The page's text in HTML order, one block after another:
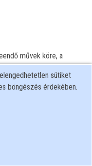
művek köre, a
Kétes illetve
fordítások (4.
A levélcorpusok
Vitéz János és/vagy
levelek és oklevelek,
(Janushoz szóló
megállapításának
és konjektúra. A
sütiket
böngészés érdekében.